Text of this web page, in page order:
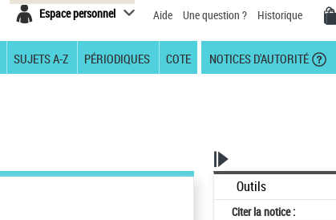
Espace personnel Aide Une question ? Historique
SUJETS A-Z PÉRIODIQUES COTE NOTICES D'AUTORITÉ
Outils
Citerla notice :